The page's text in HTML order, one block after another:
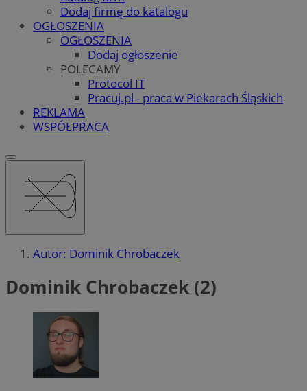
Dodaj firmę do katalogu
OGŁOSZENIA
OGŁOSZENIA
Dodaj ogłoszenie
POLECAMY
Protocol IT
Pracuj.pl - praca w Piekarach Śląskich
REKLAMA
WSPÓŁPRACA
Autor: Dominik Chrobaczek
Dominik Chrobaczek (2)